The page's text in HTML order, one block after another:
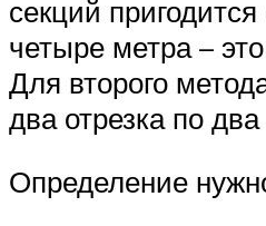
секций пригодится
четыре метра –
Для второго
два отрезка по
Определение